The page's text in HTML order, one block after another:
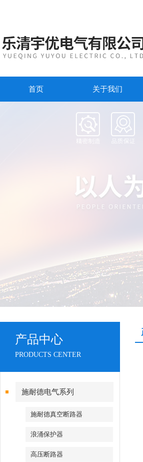
首页 关于我们
产品中心
PRODUCTS CENTER
施耐德电气系列
施耐德真空断路器
浪涌保护器
高压断路器